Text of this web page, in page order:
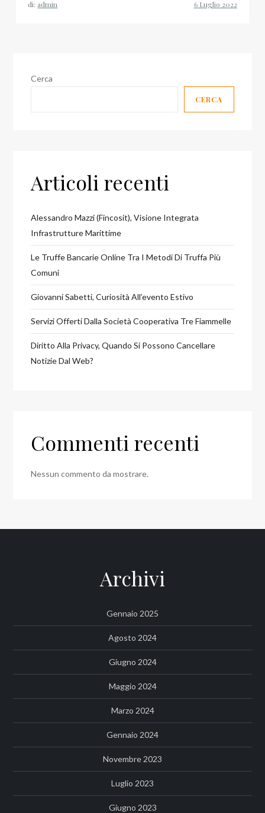
risultato
di: admin
Cerca
CERCA
Articoli recenti
Alessandro Mazzi (Fincosit), Visione Integrata
Infrastrutture Marittime
Le Truffe Bancarie Online Tra I Metodi Di Truffa Più
Comuni
Giovanni Sabetti, Curiosità All’evento Estivo
Servizi Offerti Dalla Società Cooperativa Tre Fiammelle
Diritto Alla Privacy, Quando Si Possono Cancellare
Notizie Dal Web?
Commenti recenti
Nessun commento da mostrare.
Archivi
Gennaio 2025
Agosto 2024
Giugno 2024
Maggio 2024
Marzo 2024
Gennaio 2024
Novembre 2023
Luglio 2023
Giugno 2023